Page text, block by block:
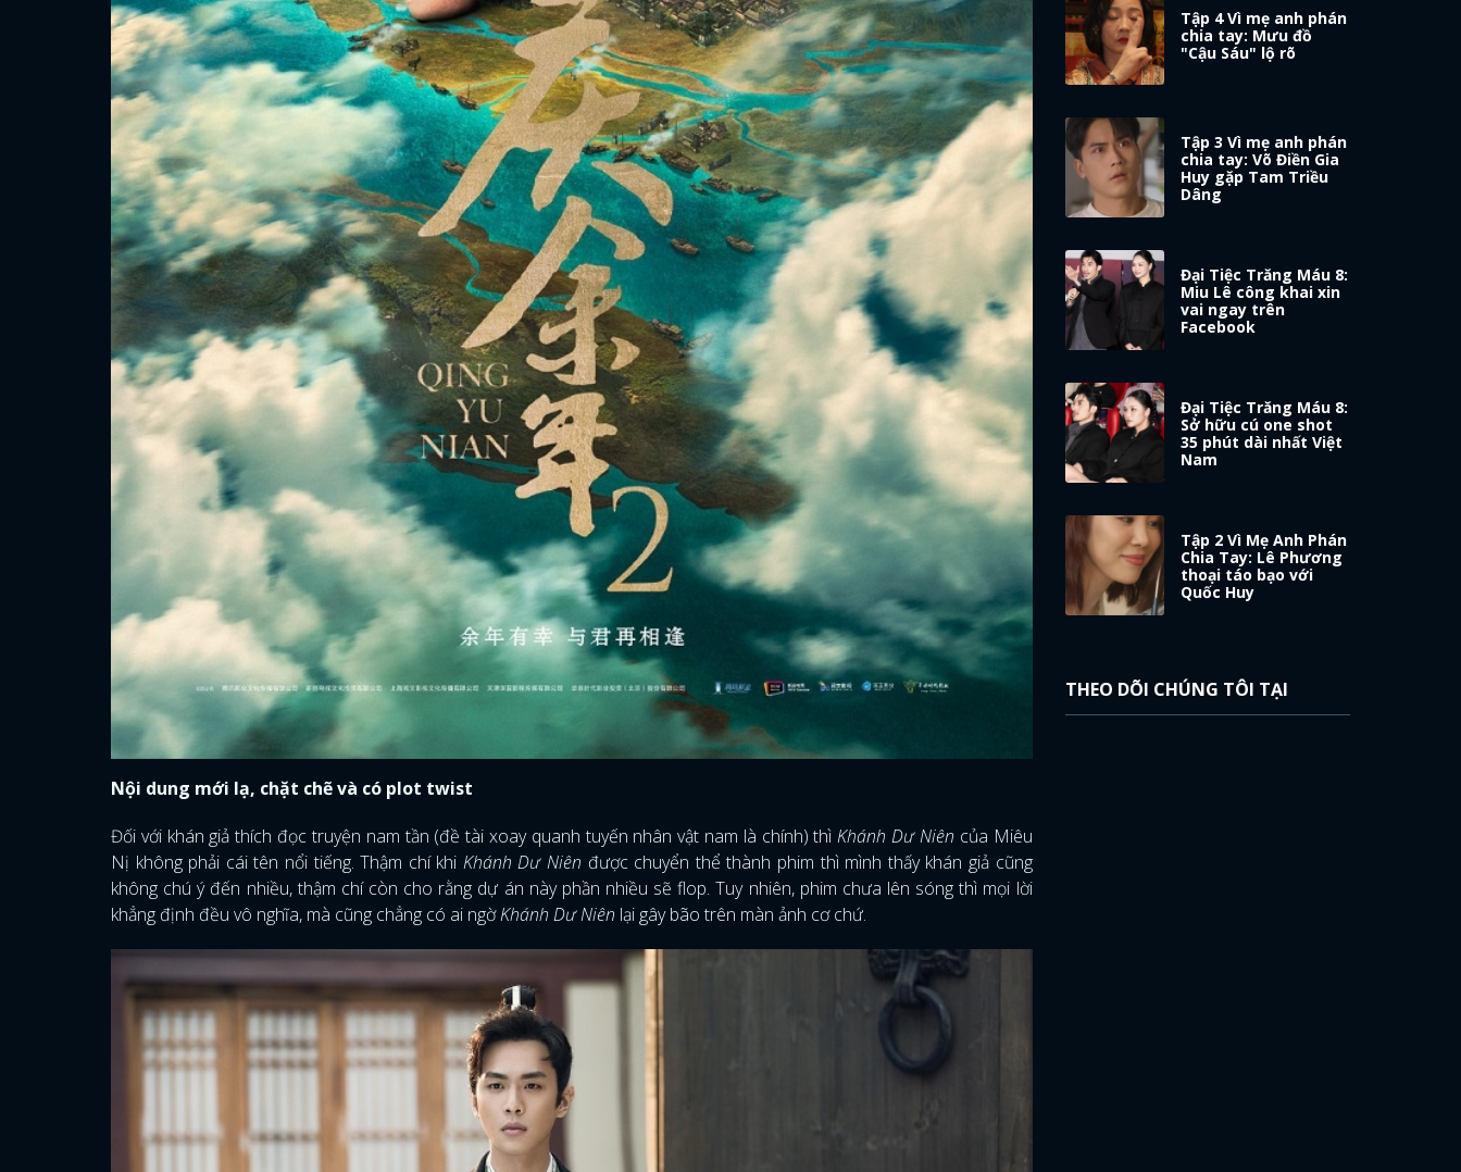
ĐĂNG NHẬP
Nội dung mới lạ, chặt chẽ và có plot twist
Đối với khán giả thích đọc truyện nam tần (đề tài xoay quanh tuyến nhân vật nam là chính) thìKhánh Dư Niên của Miêu
Nị không phải cái tên nổi tiếng. Thậm chí khi Khánh Dư Niên được chuyển thể thành phim thì mình thấy khán giả cũng
không chú ý đến nhiều, thậm chí còn cho rằng dự án này phần nhiều sẽ flop. Tuy nhiên, phim chưa lên sóng thì mọi lời
khẳng định đều vô nghĩa, mà cũng chẳng có ai ngờKhánh Dư Niên lại gây bão trên màn ảnh cơ chứ.
Tập 4 Vì mẹ anh phán
chia tay: Mưu đồ
"Cậu Sáu" lộ rõ
Tập 3 Vì mẹ anh phán
chia tay: Võ Điền Gia
Huy gặp Tam Triều
Dâng
Đại Tiệc Trăng Máu 8:
Miu Lê công khai xin
vai ngay trên
Facebook
Đại Tiệc Trăng Máu 8:
Sở hữu cú one shot
35 phút dài nhất Việt
Nam
Tập 2 Vì Mẹ Anh Phán
Chia Tay: Lê Phương
thoại táo bạo với
Quốc Huy
THEO DÕI CHÚNG TÔI TẠI